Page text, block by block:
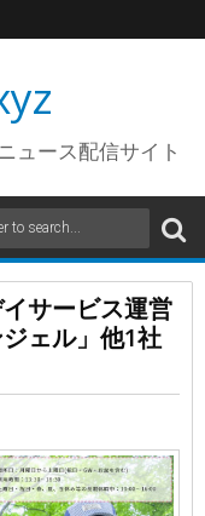
ュース配信サイト
サービス運営
ェル」他1社